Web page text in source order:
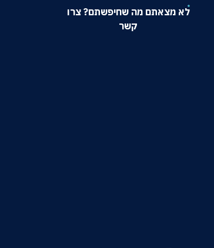
לא מצאתם מה שחיפשתם? צרו
קשר